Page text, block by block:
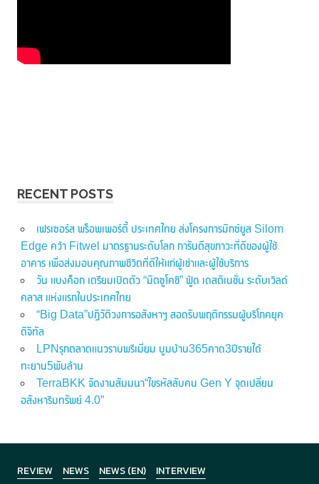
RECENT POSTS
เฟรเซอร์ส พร็อพเพอร์ตี้ ประเทศไทย ส่งโครงการมิกซ์ยูส Silom
Edge คว้า Fitwel มาตรฐานระดับโลก การันตีสุขภาวะที่ดีของผู้ใช้
อาคาร เพื่อส่งมอบคุณภาพชีวิตที่ดีให้แก่ผู้เช่าและผู้ใช้บริการ
วัน แบงค็อก เตรียมเปิดตัว “มิตซูโคชิ” ฟู้ด เดสติเนชั่น ระดับเวิลด์
คลาส แห่งแรกในประเทศไทย
“Big Data”ปฏิวัติวงการอสังหาฯ สอดรับพฤติกรรมผู้บริโภคยุค
ดิจิทัล
LPNรุกตลาดแนวราบพรีเมี่ยม บูมบ้าน365คาด3ปีรายได้
ทะยาน5พันล้าน
TerraBKK จัดงานสัมมนา“ไขรหัสลับคน Gen Y จุดเปลี่ยน
อสังหาริมทรัพย์ 4.0”
REVIEW NEWS NEWS (EN) INTERVIEW